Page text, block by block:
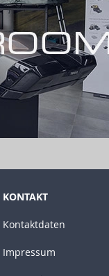
KONTAKT
Kontaktdaten
Impressum